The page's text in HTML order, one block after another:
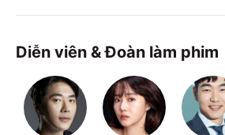
Diễn viên & Đoàn làm phim